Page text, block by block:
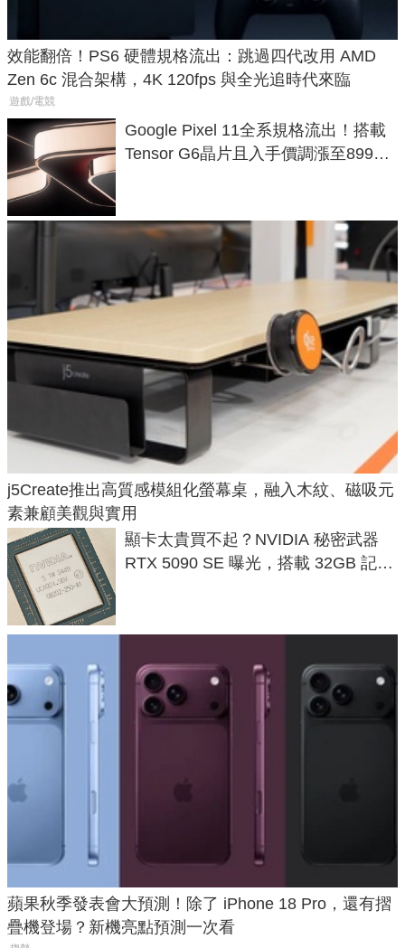
效能翻倍！PS6 硬體規格流出：跳過四代改用 AMD
Zen 6c 混合架構，4K 120fps 與全光追時代來臨
遊戲/電競
Google Pixel 11全系規格流出！搭載
Tensor G6晶片且入手價調漲至899美
j5Create推出高質感模組化螢幕桌，融入木紋、磁吸元
素兼顧美觀與實用
顯卡太貴買不起？NVIDIA 秘密武器
RTX 5090 SE 曝光，搭載 32GB 記憶
蘋果秋季發表會大預測！除了 iPhone 18 Pro，還有摺
疊機登場？新機亮點預測一次看